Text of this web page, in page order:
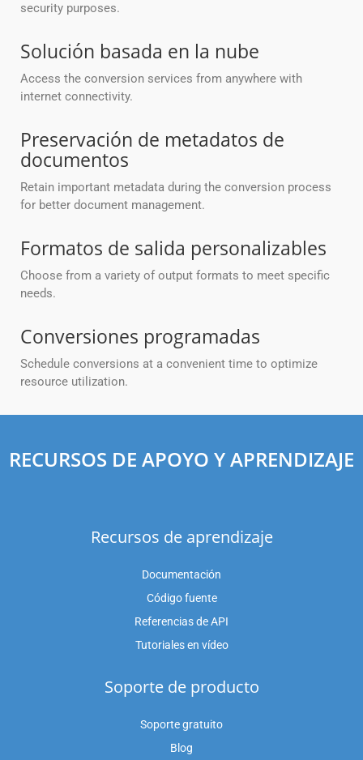
security purposes.
Solución basada en la nube
Access the conversion services from anywhere with
internet connectivity.
Preservación de metadatos de
documentos
Retain important metadata during the conversion process
for better document management.
Formatos de salida personalizables
Choose from a variety of output formats to meet specific
needs.
Conversiones programadas
Schedule conversions at a convenient time to optimize
resource utilization.
RECURSOS DE APOYO Y APRENDIZAJE
Recursos de aprendizaje
Documentación
Código fuente
Referencias de API
Tutoriales en vídeo
Soporte de producto
Soporte gratuito
Blog